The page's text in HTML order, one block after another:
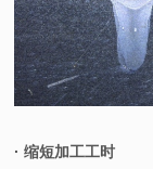
· 缩短加工工时